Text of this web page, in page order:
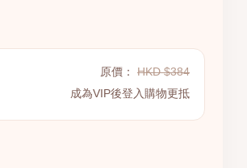
原價：
HKD $384
成為VIP後登入購物更抵